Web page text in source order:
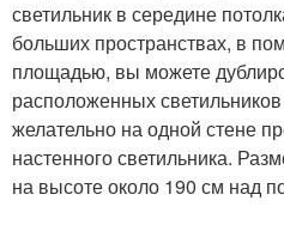
светильник в середине
больших пространствах, в
площадью, вы можете
расположенных
желательно на одной стене
настенного светильника.
на высоте около 190 см над